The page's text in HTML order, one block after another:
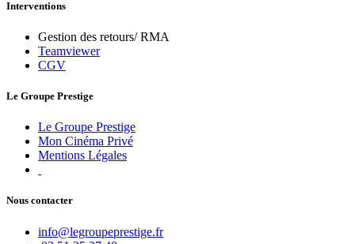
Interventions
Gestion des retours/ RMA
Teamviewer
CGV
Le Groupe Prestige
Le Groupe Prestige
Mon Cinéma Privé
Mentions Légales
Nous contacter
info@legroupeprestige.fr